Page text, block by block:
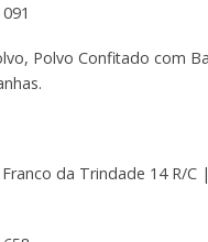
Polvo Confitado com
Franco da Trindade 14 R/C